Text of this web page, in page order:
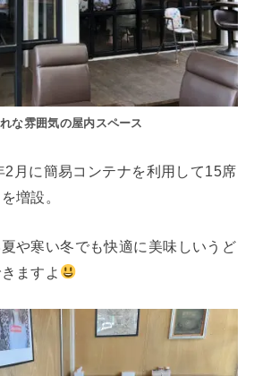
な雰囲気の屋内スペース
月に簡易コンテナを利用して15席
増設。
や寒い冬でも快適に美味しいうど
ますよ